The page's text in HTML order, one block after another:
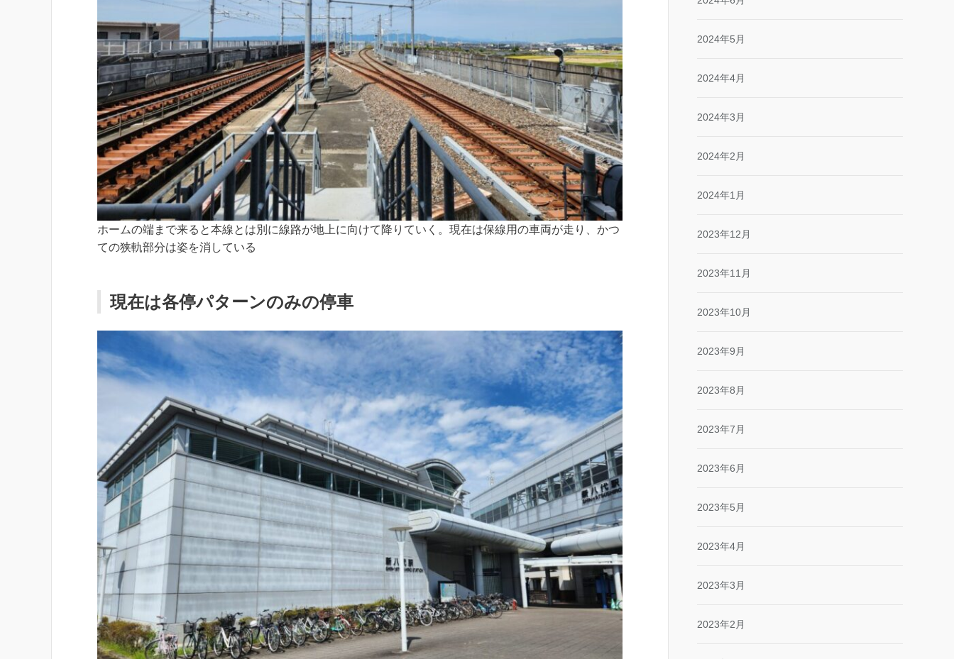
ホームの端まで来ると本線とは別に線路が地上に向けて降りていく。現在は保線用の車両が走り、かつ
ての狭軌部分は姿を消している
現在は各停パターンのみの停車
2024年5月
2024年4月
2024年3月
2024年2月
2024年1月
2023年12月
2023年11月
2023年10月
2023年9月
2023年8月
2023年7月
2023年6月
2023年5月
2023年4月
2023年3月
2023年2月